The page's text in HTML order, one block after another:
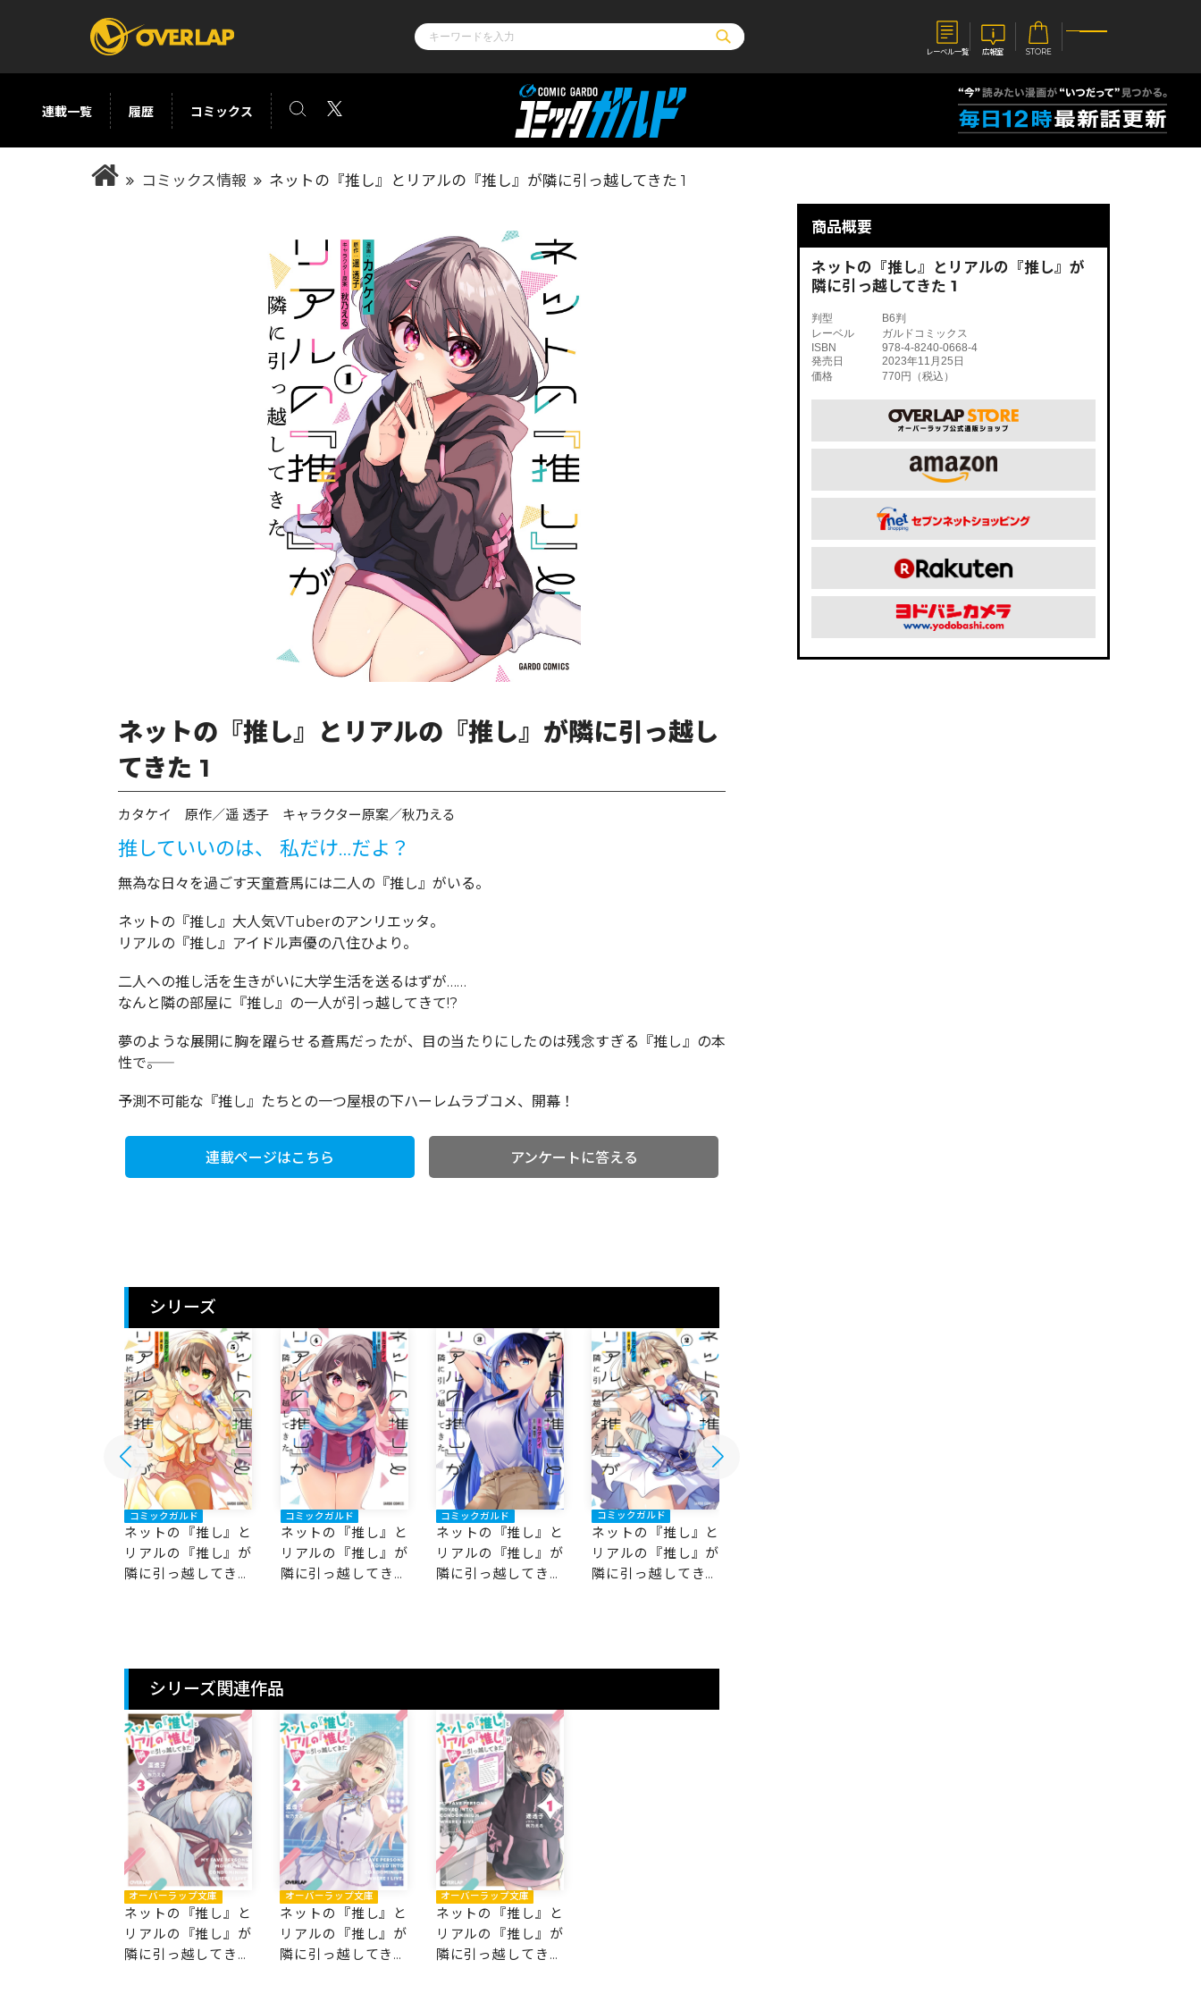
レーベル一覧 広報室 STORE
コミック
コミックガルド
ライトノベル
文庫
ロサージュノベルス
その他
コミックエッセイ
ゲーム
OVERLAP STORE
オーバーラップ広報室
採用情報
お問い合わせはこちら
オーバーラップノベルス オーバーラップノベルスf ロサージュノベルス コミックガルド
コミッククリエ リキューレ コミックエッセイ
連載一覧 履歴 コミックス
コミックス情報 ネットの『推し』とリアルの『推し』が隣に引っ越してきた 1
ネットの『推し』とリアルの『推し』が隣に引っ越し
てきた 1
カタケイ 原作／遥 透子 キャラクター原案／秋乃える
推していいのは、 私だけ…だよ？
無為な日々を過ごす天童蒼馬には二人の『推し』がいる。
ネットの『推し』大人気VTuberのアンリエッタ。
リアルの『推し』アイドル声優の八住ひより。
二人への推し活を生きがいに大学生活を送るはずが……
なんと隣の部屋に『推し』の一人が引っ越してきて!?
夢のような展開に胸を躍らせる蒼馬だったが、目の当たりにしたのは残念すぎる『推し』の本
性で――。
予測不可能な『推し』たちとの一つ屋根の下ハーレムラブコメ、開幕！
連載ページはこちら アンケートに答える
シリーズ
コミックガルド
ネットの『推し』と
リアルの『推し』が
隣に引っ越してきた
コミックガルド
ネットの『推し』と
リアルの『推し』が
隣に引っ越してきた
コミックガルド
ネットの『推し』と
リアルの『推し』が
隣に引っ越してきた
コミックガルド
ネットの『推し』と
リアルの『推し』が
隣に引っ越してきた
シリーズ関連作品
オーバーラップ文庫
ネットの『推し』と
リアルの『推し』が
隣に引っ越してきた
オーバーラップ文庫
ネットの『推し』と
リアルの『推し』が
隣に引っ越してきた
オーバーラップ文庫
ネットの『推し』と
リアルの『推し』が
隣に引っ越してきた
商品概要
ネットの『推し』とリアルの『推し』が
隣に引っ越してきた 1
判型
B6判
レーベル
ガルドコミックス
ISBN
978-4-8240-0668-4
発売日
2023年11月25日
価格
770円（税込）